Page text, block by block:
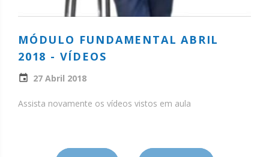
MÓDULO FUNDAMENTAL ABRIL
2018 - VÍDEOS
27 Abril 2018
Assista novamente os vídeos vistos em aula